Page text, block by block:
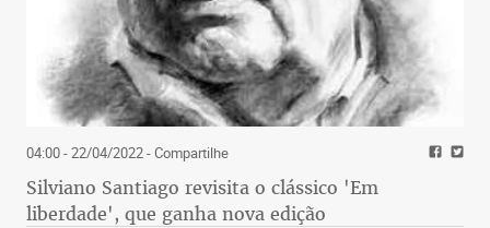
04:00 - 22/04/2022- Compartilhe
Silviano Santiago revisita o clássico 'Em
liberdade', que ganha nova edição